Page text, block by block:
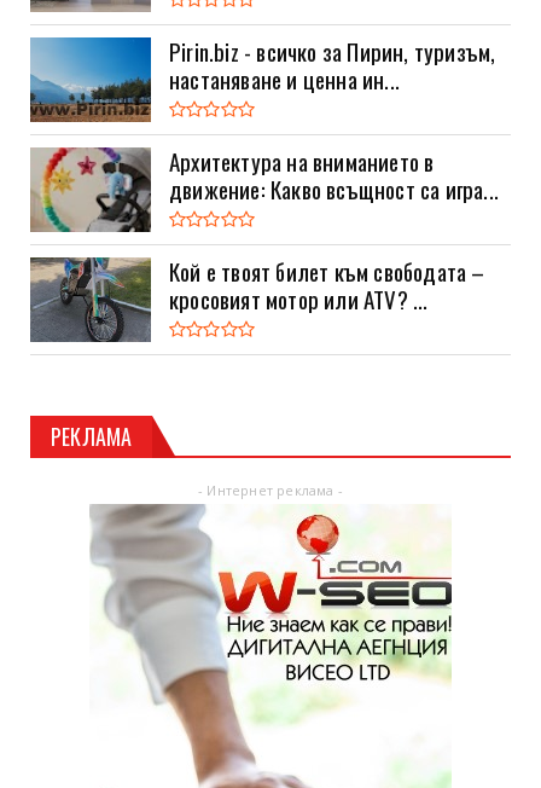
Pirin.biz - всичко за Пирин, туризъм,
настаняване и ценна ин...
Архитектура на вниманието в
движение: Какво всъщност са игра...
Кой е твоят билет към свободата –
кросовият мотор или ATV? ...
РЕКЛАМА
- Интернет реклама -